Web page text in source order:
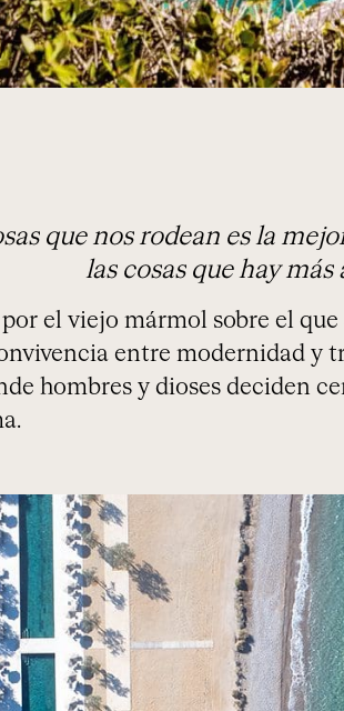
que nos rodean es la
las cosas que hay más
el viejo mármol sobre el
entre modernidad y
hombres y dioses deciden